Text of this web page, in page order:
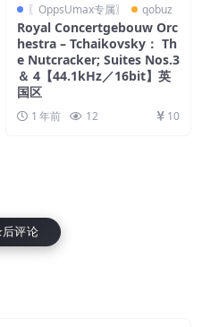
〖OppsUmax专属〗 qobuz
Royal Concertgebouw Orc
hestra – Tchaikovsky： Th
e Nutcracker; Suites Nos.3
＆ 4【44.1kHz／16bit】英
国区
1 年前 12 10
后评论